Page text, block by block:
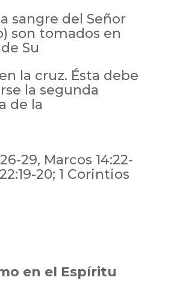
sangre del Señor
son tomados en
Su
la cruz. Ésta debe
la segunda
de la
29, Marcos 14:22-
20; 1 Corintios
en el Espíritu